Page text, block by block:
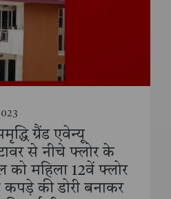
ग्रैंड एवेन्यू
से नीचे फ्लोर के
को महिला 12वें फ्लोर
की डोरी बनाकर